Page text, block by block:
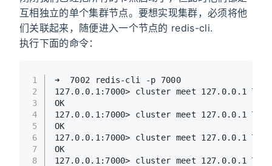
互相独立的单个集群节点。要想实现集群，必须将他
们关联起来，随便进入一个节点的 redis-cli.
执行下面的命令：
1
2
3
4
5
6
7
8
➜  7002 redis-cli -p 7000
127.0.0.1:7000> cluster meet 127.0.0.1 7001
OK
127.0.0.1:7000> cluster meet 127.0.0.1 7002
OK
127.0.0.1:7000> cluster meet 127.0.0.1 7003
OK
127.0.0.1:7000> cluster meet 127.0.0.1 7004